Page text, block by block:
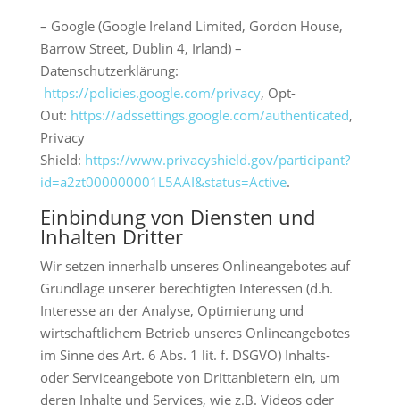
– Google (Google Ireland Limited, Gordon House,
Barrow Street, Dublin 4, Irland) –
Datenschutzerklärung:
https://policies.google.com/privacy, Opt-
Out: https://adssettings.google.com/authenticated,
Privacy
Shield: https://www.privacyshield.gov/participant?
id=a2zt000000001L5AAI&status=Active.
Einbindung von Diensten und
Inhalten Dritter
Wir setzen innerhalb unseres Onlineangebotes auf
Grundlage unserer berechtigten Interessen (d.h.
Interesse an der Analyse, Optimierung und
wirtschaftlichem Betrieb unseres Onlineangebotes
im Sinne des Art. 6 Abs. 1 lit. f. DSGVO) Inhalts-
oder Serviceangebote von Drittanbietern ein, um
deren Inhalte und Services, wie z.B. Videos oder